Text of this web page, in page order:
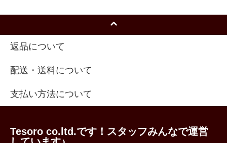
返品について
配送・送料について
支払い方法について
Tesoro co.ltd.です！スタッフみんなで運営